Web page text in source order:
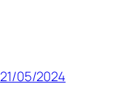
21/05/2024